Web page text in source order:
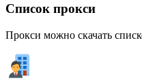
Список прокси
Прокси можно скачать